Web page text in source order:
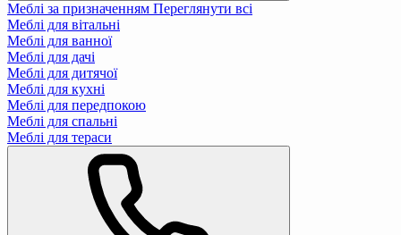
Меблі за призначенням Переглянути всі
Меблі для вітальні
Меблі для ванної
Меблі для дачі
Меблі для дитячої
Меблі для кухні
Меблі для передпокою
Меблі для спальні
Меблі для тераси